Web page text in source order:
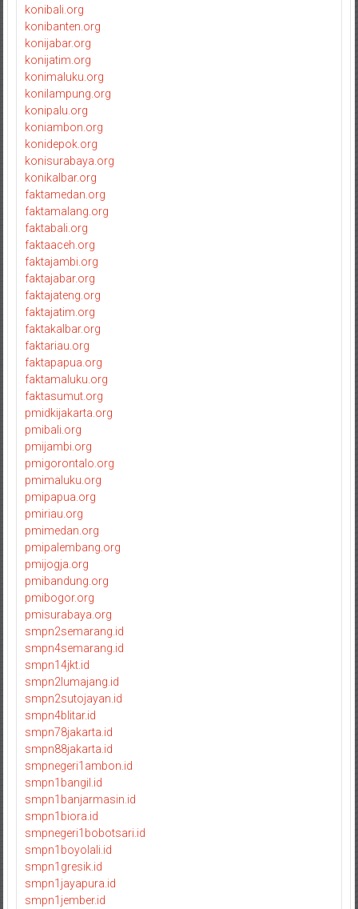
konibali.org
konibanten.org
konijabar.org
konijatim.org
konimaluku.org
konilampung.org
konipalu.org
koniambon.org
konidepok.org
konisurabaya.org
konikalbar.org
faktamedan.org
faktamalang.org
faktabali.org
faktaaceh.org
faktajambi.org
faktajabar.org
faktajateng.org
faktajatim.org
faktakalbar.org
faktariau.org
faktapapua.org
faktamaluku.org
faktasumut.org
pmidkijakarta.org
pmibali.org
pmijambi.org
pmigorontalo.org
pmimaluku.org
pmipapua.org
pmiriau.org
pmimedan.org
pmipalembang.org
pmijogja.org
pmibandung.org
pmibogor.org
pmisurabaya.org
smpn2semarang.id
smpn4semarang.id
smpn14jkt.id
smpn2lumajang.id
smpn2sutojayan.id
smpn4blitar.id
smpn78jakarta.id
smpn88jakarta.id
smpnegeri1ambon.id
smpn1bangil.id
smpn1banjarmasin.id
smpn1biora.id
smpnegeri1bobotsari.id
smpn1boyolali.id
smpn1gresik.id
smpn1jayapura.id
smpn1jember.id